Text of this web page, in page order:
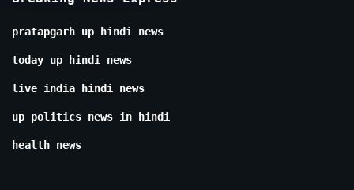
pratapgarh up hindi news
today up hindi news
live india hindi news
up politics news in hindi
health news